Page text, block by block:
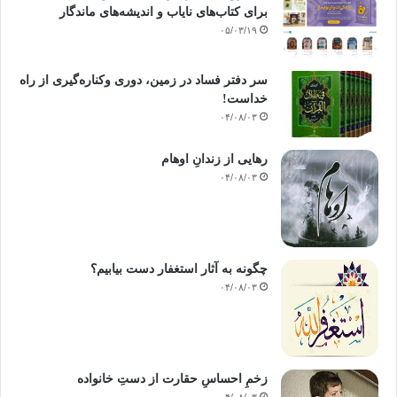
ثابت‌ كرده‌ كه‌ چون‌ دو رئيس‌ بر سر كاري‌ گماشته‌ شوند. ميانشان‌
اختلافات‌شديدي‌ رخ‌ داده‌ و نزاع‌ و كشمكش‌، آن‌ كار را به‌ بي‌نظمي‌ مي‌كشاند.
قرآن‌ در باب‌ توحيد نيز به‌ اين‌ قسمت‌ اشاره‌ كرده‌،مي‌گويد: «اگر در آسمان‌ و
زمين‌ خدايان‌ ديگري‌ وجود داشتند، قطعاً همه‌ جا به‌ تباهي‌ درمي‌افتاد».
پس‌ اگر درباره‌ خدايان‌ چنين‌ خطري‌ احتمال‌ دارد، درمورد افراد معمولي‌ احتمال‌
وقوعش‌ به‌ مراتب‌ بيشتر خواهد بود.روانشناسي‌ مي‌گويد: كودكاني‌ كه‌ در محيط‌
خانواده‌ ناظر زد و خوردهاي‌ بي‌اساس‌ پدر و مادر هستند و همواره‌ ايشان‌ رابر
سر رياست‌ خانه‌ در نزاع‌ و مرافعه‌ مي‌بينند، از نظر رشد عاطفي‌ نابسامان‌
ببارآمده‌، در ضميرشان‌ هيجانهاي‌ رواني‌عقده‌هايي‌ پديد مي‌آورند.
بنابراين‌، نمي‌توان‌ زن‌ و مرد را با هم‌ رئيس‌ خانواده‌ قرارداد، رئيس‌ بايد يكي‌ از
آن‌ دو باشد: يا زن‌، يا مرد.
پيش‌ از آنكه‌ وارد بحث‌ شويم‌، نخست‌ پيش‌ خود حساب‌ كنيم‌ و ببينيم‌ كدام‌ يك‌ از
اين‌ دو عنصر بيشتر لياقت‌ رياست‌ وسرپرستي‌ خانواده‌ را دارد: «عقل‌» يا
«عاطفه‌»؟
بي‌شك‌ جواب‌ خواهد گفت‌ كه‌ «عقل‌». زيرا انفعالات‌ حاد عاطفي‌ آن‌ را تحت‌ تأثير
برای کتاب‌های نایاب و اندیشه‌های ماندگار
۰۵/۰۳/۱۹
سر دفتر فساد در زمین‌، دوری وکناره‌گیری از راه
خداست‌!
۰۴/۰۸/۰۳
رهایی از زندانِ اوهام
۰۴/۰۸/۰۳
چگونه به آثار استغفار دست بیابیم؟
۰۴/۰۸/۰۳
زخمِ احساسِ حقارت از دستِ خانواده